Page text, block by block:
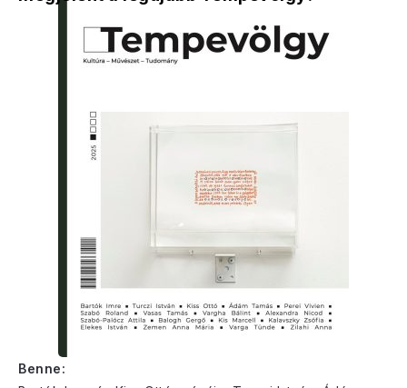
Benne: